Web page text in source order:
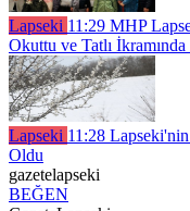
Lapseki 11:29 MHP
Okuttu ve Tatlı
Lapseki 11:28
Oldu
gazetelapseki
BEĞEN